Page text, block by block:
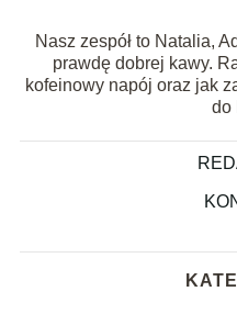
Nasz zespół to Natalia,
prawdę dobrej kawy.
kofeinowy napój oraz jak
do